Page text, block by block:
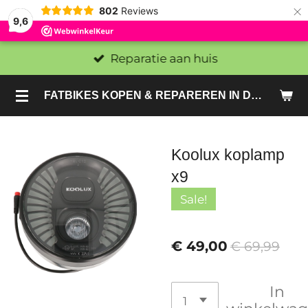
9,6
802 Reviews ×
FATBIKES KOPEN & REPAREREN IN DEN HAAG EN ZOETERMEER - SACHE BIKES
Reparatie aan huis
Koolux koplamp
x9
Sale!
€ 49,00 € 69,99
In